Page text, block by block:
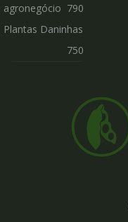
agronegócio 790
Plantas Daninhas
750